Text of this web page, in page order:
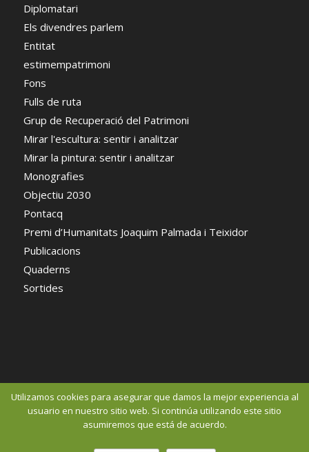
Diplomatari
Els divendres parlem
Entitat
estimempatrimoni
Fons
Fulls de ruta
Grup de Recuperació del Patrimoni
Mirar l'escultura: sentir i analitzar
Mirar la pintura: sentir i analitzar
Monografies
Objectiu 2030
Pontacq
Premi d’Humanitats Joaquim Palmada i Teixidor
Publicacions
Quaderns
Sortides
Utilizamos cookies para asegurar que damos la mejor experiencia al
usuario en nuestro sitio web. Si continúa utilizando este sitio
asumiremos que está de acuerdo.